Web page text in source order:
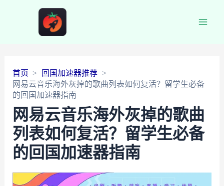
首页
回国加速器推荐
网易云音乐海外灰掉的歌曲列表如何复活？留学生必备
的回国加速器指南
网易云音乐海外灰掉的歌曲
列表如何复活？留学生必备
的回国加速器指南